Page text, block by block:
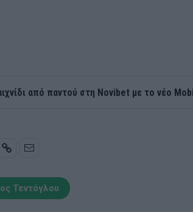
από παντού στη Novibet με το νέο
Τεντόγλου